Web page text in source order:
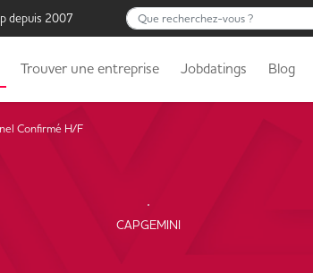
depuis 2007 Que recherchez-vous ?
Trouver une entreprise Jobdatings Blog
Confirmé H/F
CAPGEMINI